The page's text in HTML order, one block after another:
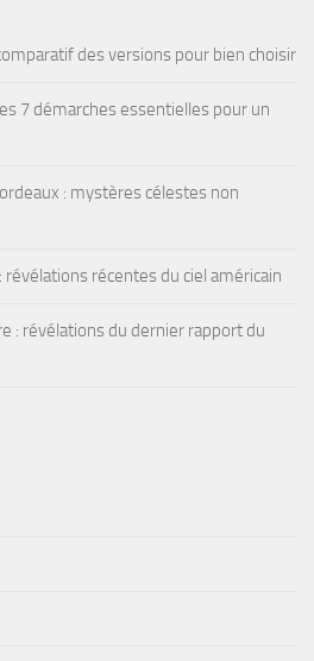
des versions pour bien choisir
7 démarches essentielles pour un
: mystères célestes non
récentes du ciel américain
: révélations du dernier rapport du